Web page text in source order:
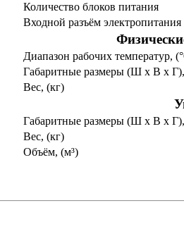
Количество блоков питания
Входной разъём электропитания
Диапазон рабочих температур,
Габаритные размеры (Ш х В х
Вес, (кг)
Габаритные размеры (Ш х В х
Вес, (кг)
Объём, (м³)